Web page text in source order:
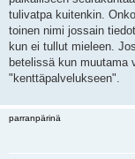
tulivatpa kuitenkin.
toinen nimi jossain
kun ei tullut mieleen.
betelissä kun muutama
"kenttäpalvelukseen".
parranpärinä